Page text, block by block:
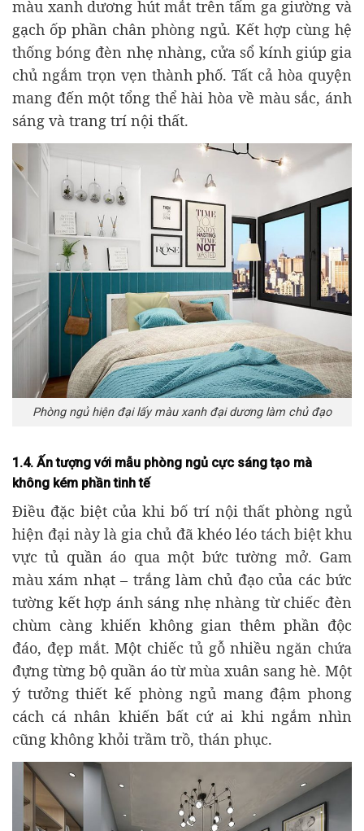
màu xanh dương hút mắt trên tấm ga giường và
gạch ốp phần chân phòng ngủ. Kết hợp cùng hệ
thống bóng đèn nhẹ nhàng, cửa sổ kính giúp gia
chủ ngắm trọn vẹn thành phố. Tất cả hòa quyện
mang đến một tổng thể hài hòa về màu sắc, ánh
sáng và trang trí nội thất.
Phòng ngủ hiện đại lấy màu xanh đại dương làm chủ đạo
1.4. Ấn tượng với mẫu phòng ngủ cực sáng tạo mà
không kém phần tinh tế
Điều đặc biệt của khi bố trí nội thất phòng ngủ
hiện đại này là gia chủ đã khéo léo tách biệt khu
vực tủ quần áo qua một bức tường mở. Gam
màu xám nhạt – trắng làm chủ đạo của các bức
tường kết hợp ánh sáng nhẹ nhàng từ chiếc đèn
chùm càng khiến không gian thêm phần độc
đáo, đẹp mắt. Một chiếc tủ gỗ nhiều ngăn chứa
đựng từng bộ quần áo từ mùa xuân sang hè. Một
ý tưởng thiết kế phòng ngủ mang đậm phong
cách cá nhân khiến bất cứ ai khi ngắm nhìn
cũng không khỏi trầm trồ, thán phục.